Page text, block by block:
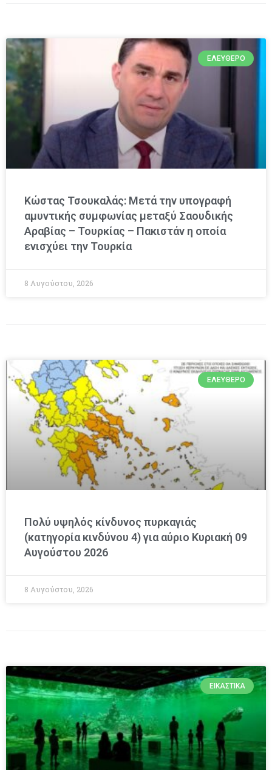
ΕΛΕΎΘΕΡΟ
Κώστας Τσουκαλάς: Μετά την υπογραφή
αμυντικής συμφωνίας μεταξύ Σαουδικής
Αραβίας – Τουρκίας – Πακιστάν η οποία
ενισχύει την Τουρκία
8 Αυγούστου, 2026
ΕΛΕΎΘΕΡΟ
Πολύ υψηλός κίνδυνος πυρκαγιάς
(κατηγορία κινδύνου 4) για αύριο Κυριακή 09
Αυγούστου 2026
8 Αυγούστου, 2026
ΕΙΚΑΣΤΙΚΆ